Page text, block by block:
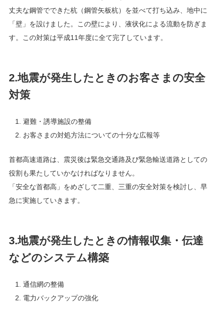
丈夫な鋼管でできた杭（鋼管矢板杭）を並べて打ち込み、地中に
「壁」を設けました。この壁により、液状化による流動を防ぎま
す。この対策は平成11年度に全て完了しています。
2.地震が発生したときのお客さまの安全
対策
避難・誘導施設の整備
お客さまの対処方法についての十分な広報等
首都高速道路は、震災後は緊急交通路及び緊急輸送道路としての
役割も果たしていかなければなりません。
「安全な首都高」をめざして二重、三重の安全対策を検討し、早
急に実施していきます。
3.地震が発生したときの情報収集・伝達
などのシステム構築
通信網の整備
電力バックアップの強化